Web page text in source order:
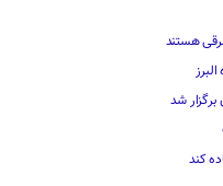
هستند
شد
کند‌